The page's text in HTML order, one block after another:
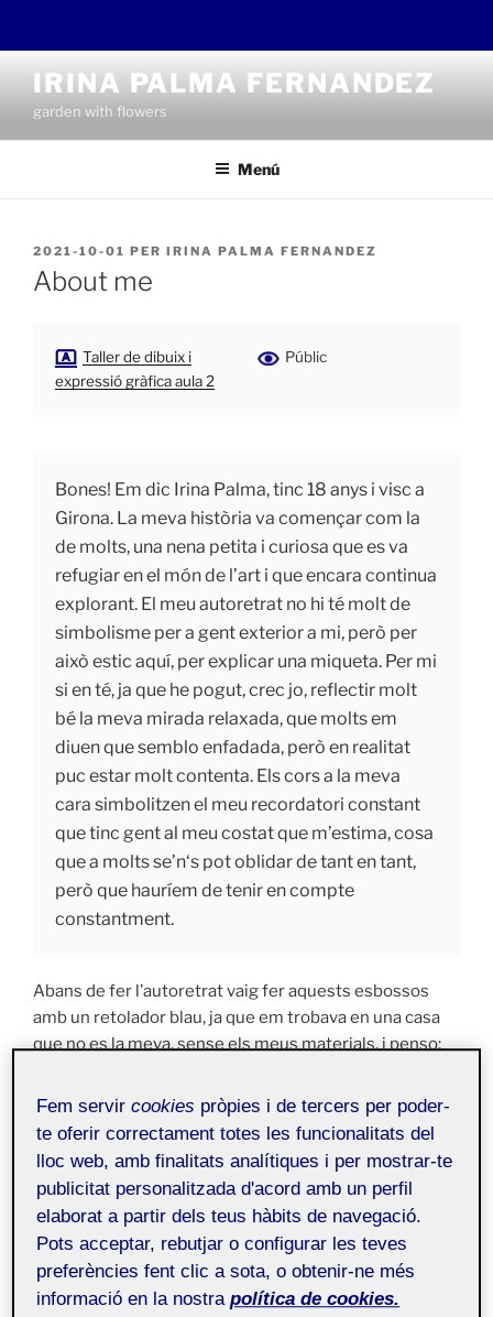
contingut
IRINA PALMA FERNANDEZ
garden with flowers
Menú
PUBLICAT
A
2021-10-01 PER IRINA PALMA FERNANDEZ
About me
Taller de dibuix i
expressió gràfica aula 2
Públic
Bones! Em dic Irina Palma, tinc 18 anys i visc a
Girona. La meva història va començar com la
de molts, una nena petita i curiosa que es va
refugiar en el món de l’art i que encara continua
explorant. El meu autoretrat no hi té molt de
simbolisme per a gent exterior a mi, però per
això estic aquí, per explicar una miqueta. Per mi
si en té, ja que he pogut, crec jo, reflectir molt
bé la meva mirada relaxada, que molts em
diuen que semblo enfadada, però en realitat
puc estar molt contenta. Els cors a la meva
cara simbolitzen el meu recordatori constant
que tinc gent al meu costat que m’estima, cosa
que a moltsse’n‘s pot oblidar de tant en tant,
però que hauríem de tenir en compte
constantment.
Abans de fer l’autoretrat vaig fer aquests esbossos
amb un retolador blau, ja que em trobava en una casa
que noesla meva, sense els meus materials, i penso:
“Ostres, que faig jo ara sense les meves aquarel·les,
llapis…”
Llavors penso que, realment, els materials no
importen, puc fer uns esbossos amb qualsevol cosa
que tingui per aquí, i quedaran igual de be i fins i tot
més divertits que no pas si m’hagués estressat per no
tenir els meus materials. Moral de la historieta, l’art per
mi és espontani, per això m’emporto a tots llocs el meu
Fem servircookies pròpies i de tercers per poder-
te oferir correctament totes les funcionalitats del
lloc web, amb finalitats analítiques i per mostrar-te
publicitat personalitzada d'acord amb un perfil
elaborat a partir dels teus hàbits de navegació.
Pots acceptar, rebutjar o configurar les teves
preferències fent clic a sota, o obtenir-ne més
informació en la nostra política de cookies.